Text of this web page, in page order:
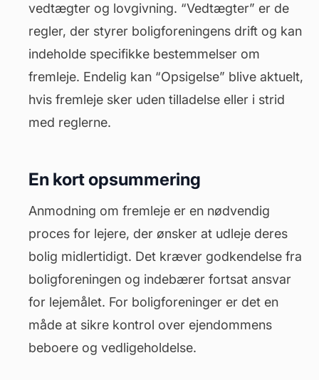
vedtægter og lovgivning. “Vedtægter” er de
regler, der styrer boligforeningens drift og kan
indeholde specifikke bestemmelser om
fremleje. Endelig kan “Opsigelse” blive aktuelt,
hvis fremleje sker uden tilladelse eller i strid
med reglerne.
En kort opsummering
Anmodning om fremleje er en nødvendig
proces for lejere, der ønsker at udleje deres
bolig midlertidigt. Det kræver godkendelse fra
boligforeningen og indebærer fortsat ansvar
for lejemålet. For boligforeninger er det en
måde at sikre kontrol over ejendommens
beboere og vedligeholdelse.